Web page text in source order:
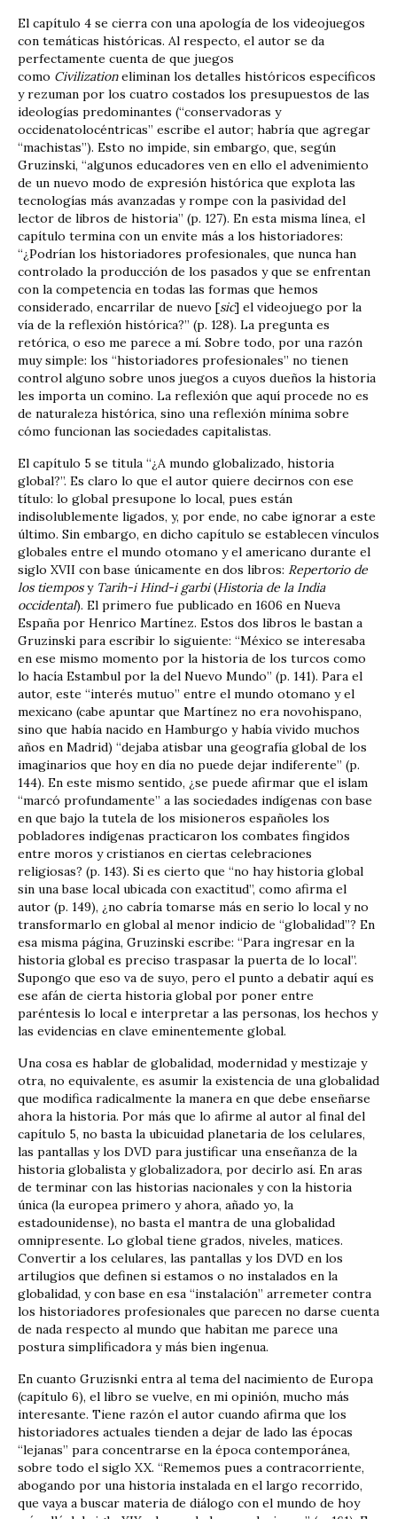
El capítulo 4 se cierra con una apología de los videojuegos
con temáticas históricas. Al respecto, el autor se da
perfectamente cuenta de que juegos
como Civilizationeliminan los detalles históricos específicos
y rezuman por los cuatro costados los presupuestos de las
ideologías predominantes (“conservadoras y
occidenatolocéntricas” escribe el autor; habría que agregar
“machistas”). Esto no impide, sin embargo, que, según
Gruzinski, “algunos educadores ven en ello el advenimiento
de un nuevo modo de expresión histórica que explota las
tecnologías más avanzadas y rompe con la pasividad del
lector de libros de historia” (p. 127). En esta misma línea, el
capítulo termina con un envite más a los historiadores:
“¿Podrían los historiadores profesionales, que nunca han
controlado la producción de los pasados y que se enfrentan
con la competencia en todas las formas que hemos
considerado, encarrilar de nuevo [sic] el videojuego por la
vía de la reflexión histórica?” (p. 128). La pregunta es
retórica, o eso me parece a mí. Sobre todo, por una razón
muy simple: los “historiadores profesionales” no tienen
control alguno sobre unos juegos a cuyos dueños la historia
les importa un comino. La reflexión que aquí procede no es
de naturaleza histórica, sino una reflexión mínima sobre
cómo funcionan las sociedades capitalistas.
El capítulo 5 se titula “¿A mundo globalizado, historia
global?”. Es claro lo que el autor quiere decirnos con ese
título: lo global presupone lo local, pues están
indisolublemente ligados, y, por ende, no cabe ignorar a este
último. Sin embargo, en dicho capítulo se establecen vínculos
globales entre el mundo otomano y el americano durante el
siglo XVII con base únicamente en dos libros: Repertorio de
los tiemposy Tarih-i Hind-i garbi(Historia de la India
occidental). El primero fue publicado en 1606 en Nueva
España por Henrico Martínez. Estos dos libros le bastan a
Gruzinski para escribir lo siguiente: “México se interesaba
en ese mismo momento por la historia de los turcos como
lo hacía Estambul por la del Nuevo Mundo” (p. 141). Para el
autor, este “interés mutuo” entre el mundo otomano y el
mexicano (cabe apuntar que Martínez no era novohispano,
sino que había nacido en Hamburgo y había vivido muchos
años en Madrid) “dejaba atisbar una geografía global de los
imaginarios que hoy en día no puede dejar indiferente” (p.
144). En este mismo sentido, ¿se puede afirmar que el islam
“marcó profundamente” a las sociedades indígenas con base
en que bajo la tutela de los misioneros españoles los
pobladores indígenas practicaron los combates fingidos
entre moros y cristianos en ciertas celebraciones
religiosas? (p. 143). Si es cierto que “no hay historia global
sin una base local ubicada con exactitud”, como afirma el
autor (p. 149), ¿no cabría tomarse más en serio lo local y no
transformarlo en global al menor indicio de “globalidad”? En
esa misma página, Gruzinski escribe: “Para ingresar en la
historia global es preciso traspasar la puerta de lo local”.
Supongo que eso va de suyo, pero el punto a debatir aquí es
ese afán de cierta historia global por poner entre
paréntesis lo local e interpretar a las personas, los hechos y
las evidencias en clave eminentemente global.
Una cosa es hablar de globalidad, modernidad y mestizaje y
otra, no equivalente, es asumir la existencia de una globalidad
que modifica radicalmente la manera en que debe enseñarse
ahora la historia. Por más que lo afirme al autor al final del
capítulo 5, no basta la ubicuidad planetaria de los celulares,
las pantallas y los DVD para justificar una enseñanza de la
historia globalista y globalizadora, por decirlo así. En aras
de terminar con las historias nacionales y con la historia
única (la europea primero y ahora, añado yo, la
estadounidense), no basta el mantra de una globalidad
omnipresente. Lo global tiene grados, niveles, matices.
Convertir a los celulares, las pantallas y los DVD en los
artilugios que definen si estamos o no instalados en la
globalidad, y con base en esa “instalación” arremeter contra
los historiadores profesionales que parecen no darse cuenta
de nada respecto al mundo que habitan me parece una
postura simplificadora y más bien ingenua.
En cuanto Gruzisnki entra al tema del nacimiento de Europa
(capítulo 6), el libro se vuelve, en mi opinión, mucho más
interesante. Tiene razón el autor cuando afirma que los
historiadores actuales tienden a dejar de lado las épocas
“lejanas” para concentrarse en la época contemporánea,
sobre todo el siglo XX. “Rememos pues a contracorriente,
abogando por una historia instalada en el largo recorrido,
que vaya a buscar materia de diálogo con el mundo de hoy